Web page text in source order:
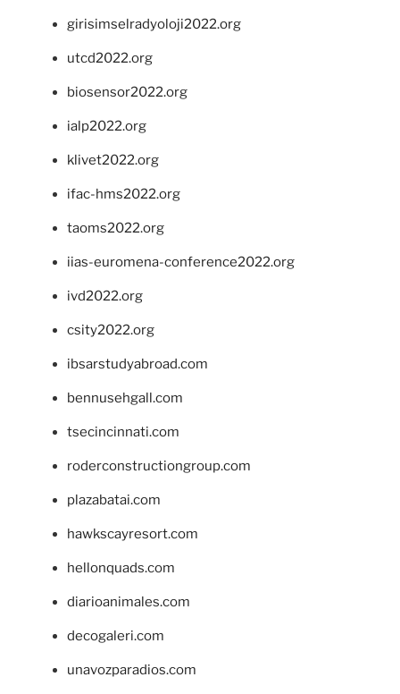
girisimselradyoloji2022.org
utcd2022.org
biosensor2022.org
ialp2022.org
klivet2022.org
ifac-hms2022.org
taoms2022.org
iias-euromena-conference2022.org
ivd2022.org
csity2022.org
ibsarstudyabroad.com
bennusehgall.com
tsecincinnati.com
roderconstructiongroup.com
plazabatai.com
hawkscayresort.com
hellonquads.com
diarioanimales.com
decogaleri.com
unavozparadios.com